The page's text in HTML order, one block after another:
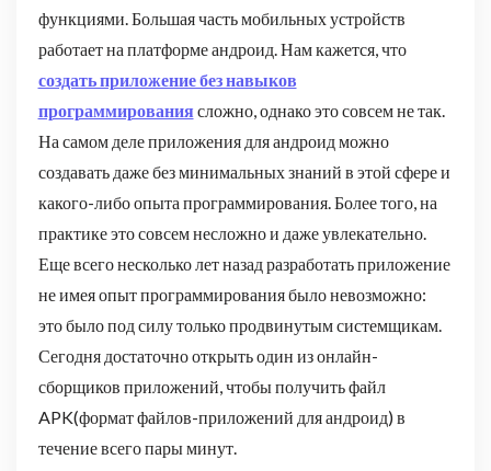
функциями. Большая часть мобильных устройств
работает на платформе андроид. Нам кажется, что
создать приложение без навыков
программирования сложно, однако это совсем не так.
На самом деле приложения для андроид можно
создавать даже без минимальных знаний в этой сфере и
какого-либо опыта программирования. Более того, на
практике это совсем несложно и даже увлекательно.
Еще всего несколько лет назад разработать приложение
не имея опыт программирования было невозможно:
это было под силу только продвинутым системщикам.
Сегодня достаточно открыть один из онлайн-
сборщиков приложений, чтобы получить файл
APK(формат файлов-приложений для андроид) в
течение всего пары минут.